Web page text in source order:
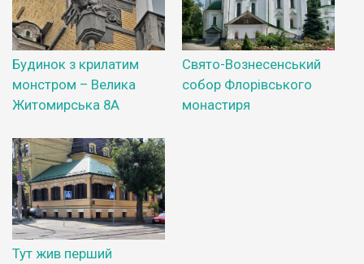
Будинок з крилатим
монстром – Велика
Житомирська 8А
Свято-Вознесенський
собор Флорівського
монастиря
Тут жив перший